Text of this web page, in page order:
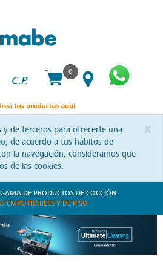
C.P.
0
x
y de terceros para ofrecerte una
de acuerdo a tus hábitos de
la navegación, consideramos que
de las cookies.
DE PRODUCTOS DE COCCIÓN
EMPOTRABLES Y DE PISO